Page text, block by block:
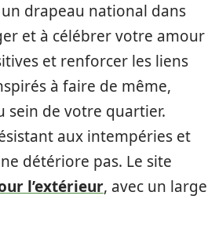
drapeau national dans
et à célébrer votre amour
et renforcer les liens
à faire de même,
sein de votre quartier.
aux intempéries et
détériore pas. Le site
l’extérieur, avec un large